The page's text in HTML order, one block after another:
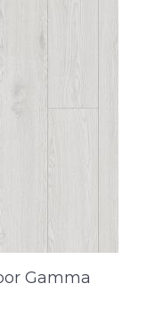
Gamma